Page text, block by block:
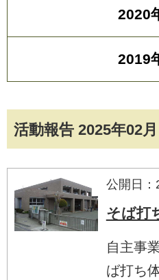
活動報告 2025年02月
公開日：
そば打
自主
ば打ち
2020
2019